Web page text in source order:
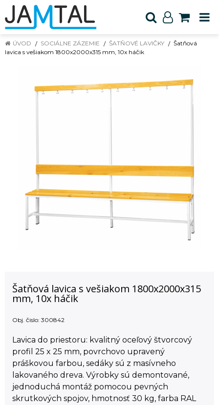
ÚVOD SOCIÁLNE ZÁZEMIE ŠATŇOVÉ LAVIČKY
Šatňová
lavica s vešiakom 1800x2000x315 mm, 10x háčik
Šatňová lavica s vešiakom 1800x2000x315
mm, 10x háčik
Obj. čislo: 300842
Lavica do priestoru: kvalitný oceľový štvorcový
profil 25 x 25 mm, povrchovo upravený
práškovou farbou, sedáky sú z masívneho
lakovaného dreva. Výrobky sú demontované,
jednoduchá montáž pomocou pevných
skrutkových spojov, hmotnosť 30 kg, farba RAL